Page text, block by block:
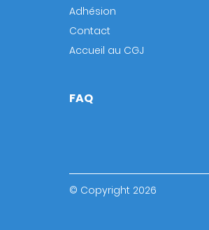
Adhésion
Contact
Accueil au CGJ
FAQ
© Copyright 2026